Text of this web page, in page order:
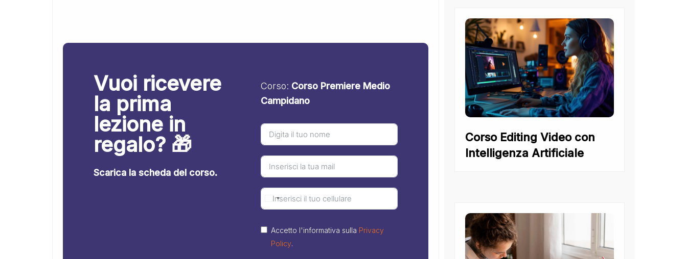
Vuoi ricevere
la prima
lezione in
regalo? 🎁
Scarica la scheda del corso.
Corso: Corso Premiere Medio
Campidano
Accetto l'informativa sulla Privacy
Policy.
Corso Editing Video con
Intelligenza Artificiale